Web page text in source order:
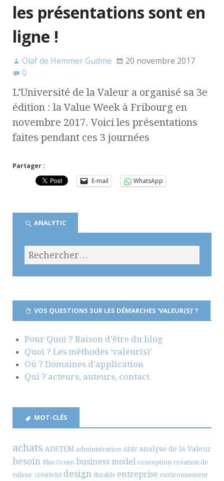
les présentations sont en
ligne !
Olaf de Hemmer Gudme
20 novembre 2017
0
L’Université de la Valeur a organisé sa 3e
édition : la Value Week à Fribourg en
novembre 2017. Voici les présentations
faites pendant ces 3 journées
Partager :
E-mail
WhatsApp
ANALYTIC
VOS QUESTIONS SUR LES DÉMARCHES ‘VALEUR(S)’ ?
Pour Quoi ? Raison d’être du blog
Quoi ? Les méthodes ‘valeur(s)’
Où ? Domaines d’application
Qui ? acteurs, auteurs, contact
MOT-CLÉS
achats ADETEM administration AFAV analyse de la Valeur
besoin Blue Ocean business model conception création de
valeur créativité design durable entreprise environnement